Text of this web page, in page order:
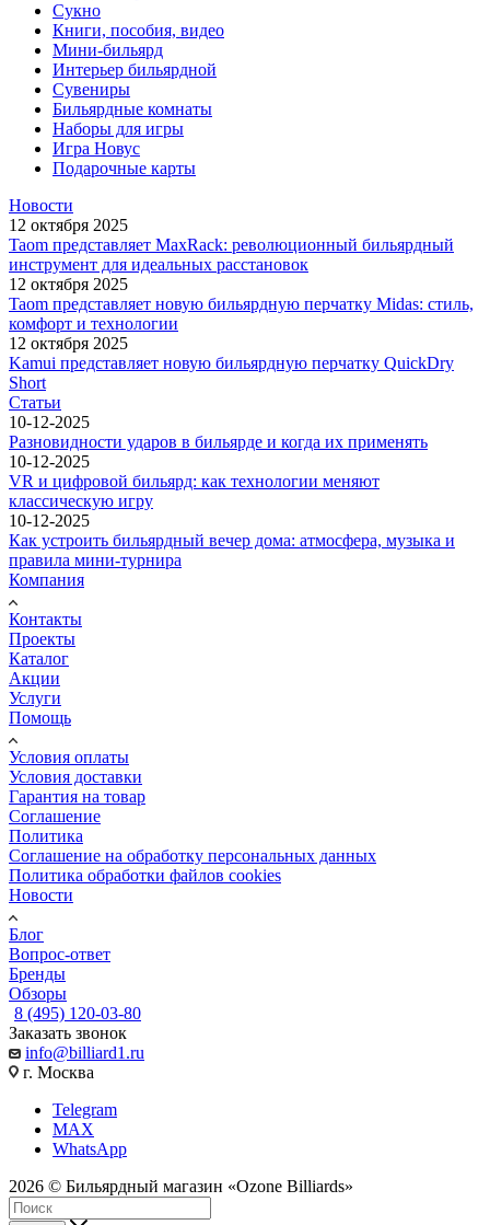
Сукно
Книги, пособия, видео
Мини-бильярд
Интерьер бильярдной
Сувениры
Бильярдные комнаты
Наборы для игры
Игра Новус
Подарочные карты
Новости
12 октября 2025
Taom представляет MaxRack: революционный бильярдный
инструмент для идеальных расстановок
12 октября 2025
Taom представляет новую бильярдную перчатку Midas: стиль,
комфорт и технологии
12 октября 2025
Kamui представляет новую бильярдную перчатку QuickDry
Short
Статьи
10-12-2025
Разновидности ударов в бильярде и когда их применять
10-12-2025
VR и цифровой бильярд: как технологии меняют
классическую игру
10-12-2025
Как устроить бильярдный вечер дома: атмосфера, музыка и
правила мини-турнира
Компания
Контакты
Проекты
Каталог
Акции
Услуги
Помощь
Условия оплаты
Условия доставки
Гарантия на товар
Соглашение
Политика
Соглашение на обработку персональных данных
Политика обработки файлов cookies
Новости
Блог
Вопрос-ответ
Бренды
Обзоры
8 (495) 120-03-80
Заказать звонок
info@billiard1.ru
г. Москва
Telegram
MAX
WhatsApp
2026 © Бильярдный магазин «Ozone Billiards»